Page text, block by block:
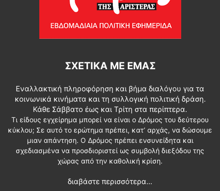
ΣΧΕΤΙΚΆ ΜΕ ΕΜΆΣ
Εναλλακτική πληροφόρηση και βήμα διαλόγου για τα
κοινωνικά κινήματα και τη συλλογική πολιτική δράση.
Κάθε Σάββατο έως και Τρίτη στα περίπτερα.
Τι είδους εγχείρημα μπορεί να είναι ο Δρόμος του δεύτερου
κύκλου; Σε αυτό το ερώτημα πρέπει, κατ’ αρχάς, να δώσουμε
μιαν απάντηση. Ο Δρόμος πρέπει ενσυνείδητα και
σχεδιασμένα να προσδιοριστεί ως συμβολή διεξόδου της
χώρας από την καθολική κρίση.
διαβάστε περισσότερα...